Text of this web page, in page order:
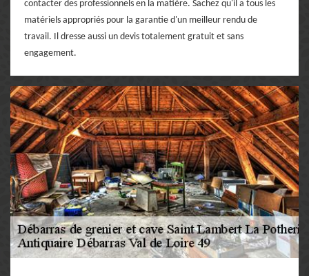
contacter des professionnels en la matière. Sachez qu'il a tous les
matériels appropriés pour la garantie d'un meilleur rendu de
travail. Il dresse aussi un devis totalement gratuit et sans
engagement.